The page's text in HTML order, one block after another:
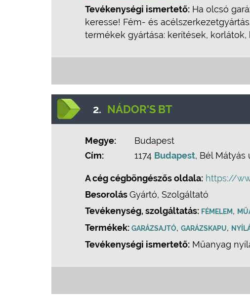
Tevékenységi ismertető: Ha olcsó
keresse! Fém- és
termékek gyártása: kerítések, korlátok,
2. NÁDOR'S BT
Megye:
Budapest
Cím:
1174 Budapest, Bél Mátyás
A cég cégböngészős oldala: https://
BesorolásGyártó, Szolgáltató
Tevékenység, szolgáltatás: FÉMELEM,
Termékek: GARÁZSAJTÓ, GARÁZSKAPU,
Tevékenységi ismertető: Műanyag